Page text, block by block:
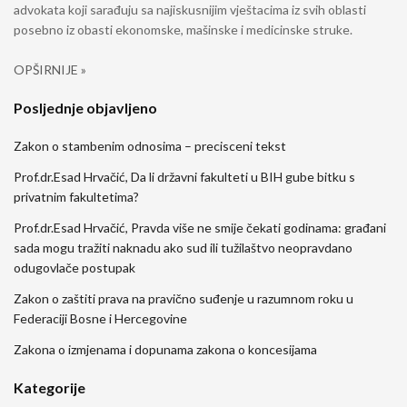
advokata koji sarađuju sa najiskusnijim vještacima iz svih oblasti
posebno iz obasti ekonomske, mašinske i medicinske struke.
OPŠIRNIJE »
Posljednje objavljeno
Zakon o stambenim odnosima – precisceni tekst
Prof.dr.Esad Hrvačić, Da li državni fakulteti u BIH gube bitku s
privatnim fakultetima?
Prof.dr.Esad Hrvačić, Pravda više ne smije čekati godinama: građani
sada mogu tražiti naknadu ako sud ili tužilaštvo neopravdano
odugovlače postupak
Zakon o zaštiti prava na pravično suđenje u razumnom roku u
Federaciji Bosne i Hercegovine
Zakona o izmjenama i dopunama zakona o koncesijama
Kategorije